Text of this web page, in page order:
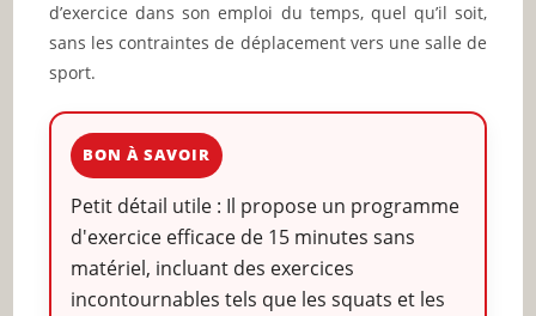
d’exercice dans son emploi du temps, quel qu’il soit,
sans les contraintes de déplacement vers une salle de
sport.
BON À SAVOIR
Petit détail utile : Il propose un programme
d'exercice efficace de 15 minutes sans
matériel, incluant des exercices
incontournables tels que les squats et les